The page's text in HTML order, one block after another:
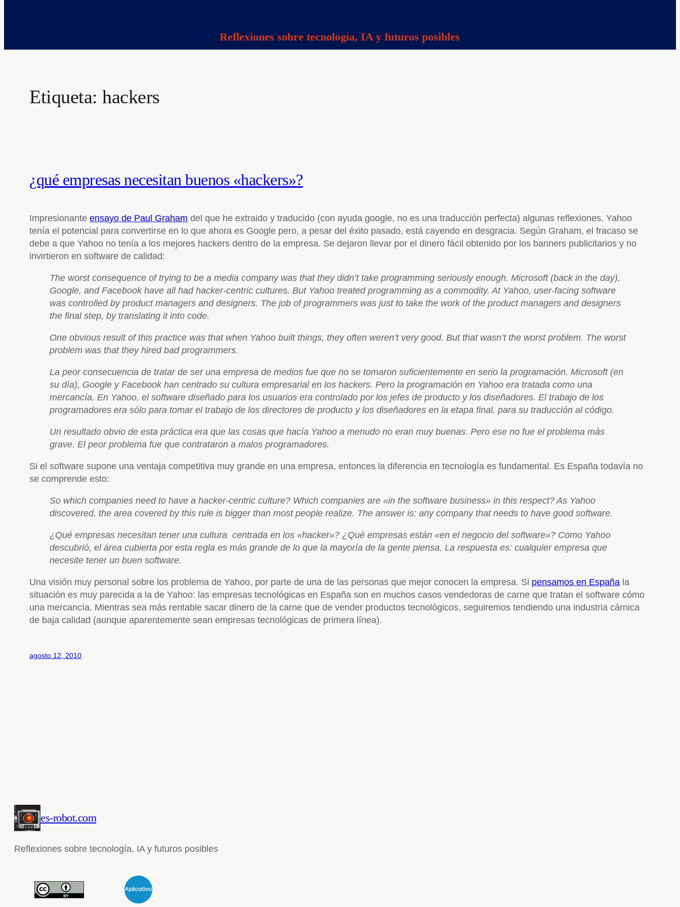
Reflexiones sobre tecnología, IA y futuros posibles
Etiqueta: hackers
¿qué empresas necesitan buenos «hackers»?
Impresionante ensayo de Paul Graham del que he extraido y traducido (con ayuda google, no es una traducción perfecta) algunas reflexiones. Yahoo
tenía el potencial para convertirse en lo que ahora es Google pero, a pesar del éxito pasado, está cayendo en desgracia. Según Graham, el fracaso se
debe a que Yahoo no tenía a los mejores hackers dentro de la empresa. Se dejaron llevar por el dinero fácil obtenido por los banners publicitarios y no
invirtieron en software de calidad:
The worst consequence of trying to be a media company was that they didn’t take programming seriously enough. Microsoft (back in the day),
Google, and Facebook have all had hacker-centric cultures. But Yahoo treated programming as a commodity. At Yahoo, user-facing software
was controlled by product managers and designers. The job of programmers was just to take the work of the product managers and designers
the final step, by translating it into code.
One obvious result of this practice was that when Yahoo built things, they often weren’t very good. But that wasn’t the worst problem. The worst
problem was that they hired bad programmers.
La peor consecuencia de tratar de ser una empresa de medios fue que no se tomaron suficientemente en serio la programación. Microsoft (en
su día), Google y Facebook han centrado su cultura empresarial en los hackers. Pero la programación en Yahoo era tratada como una
mercancía. En Yahoo, el software diseñado para los usuarios era controlado por los jefes de producto y los diseñadores. El trabajo de los
programadores era sólo para tomar el trabajo de los directores de producto y los diseñadores en la etapa final, para su traducción al código.
Un resultado obvio de esta práctica era que las cosas que hacía Yahoo a menudo no eran muy buenas. Pero ese no fue el problema más
grave. El peor problema fue que contrataron a malos programadores.
Si el software supone una ventaja competitiva muy grande en una empresa, entonces la diferencia en tecnología es fundamental. Es España todavía no
se comprende esto:
So which companies need to have a hacker-centric culture? Which companies are «in the software business» in this respect? As Yahoo
discovered, the area covered by this rule is bigger than most people realize. The answer is: any company that needs to have good software.
¿Qué empresas necesitan tener una cultura centrada en los «hacker»? ¿Qué empresas están «en el negocio del software»? Como Yahoo
descubrió, el área cubierta por esta regla es más grande de lo que la mayoría de la gente piensa. La respuesta es: cualquier empresa que
necesite tener un buen software.
Una visión muy personal sobre los problema de Yahoo, por parte de una de las personas que mejor conocen la empresa. Si pensamos en España la
situación es muy parecida a la de Yahoo: las empresas tecnológicas en España son en muchos casos vendedoras de carne que tratan el software cómo
una mercancía. Mientras sea más rentable sacar dinero de la carne que de vender productos tecnológicos, seguiremos tendiendo una industria cárnica
de baja calidad (aunque aparentemente sean empresas tecnológicas de primera línea).
agosto 12, 2010
es-robot.com
Reflexiones sobre tecnología, IA y futuros posibles